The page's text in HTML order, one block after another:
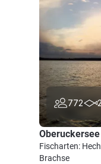
772
Oberuckersee
Fischarten:
Brachse